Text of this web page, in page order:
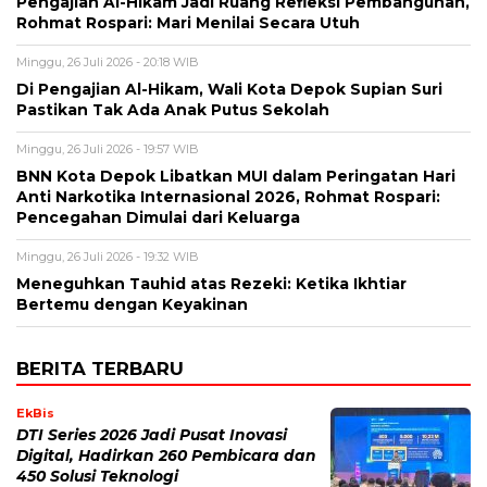
Rohmat Rospari: Mari Menilai Secara Utuh
Minggu, 26 Juli 2026 - 20:18 WIB
Di Pengajian Al-Hikam, Wali Kota Depok Supian Suri
Pastikan Tak Ada Anak Putus Sekolah
Minggu, 26 Juli 2026 - 19:57 WIB
BNN Kota Depok Libatkan MUI dalam Peringatan Hari
Anti Narkotika Internasional 2026, Rohmat Rospari:
Pencegahan Dimulai dari Keluarga
Minggu, 26 Juli 2026 - 19:32 WIB
Meneguhkan Tauhid atas Rezeki: Ketika Ikhtiar
Bertemu dengan Keyakinan
BERITA TERBARU
EkBis
DTI Series 2026 Jadi Pusat Inovasi
Digital, Hadirkan 260 Pembicara dan
450 Solusi Teknologi